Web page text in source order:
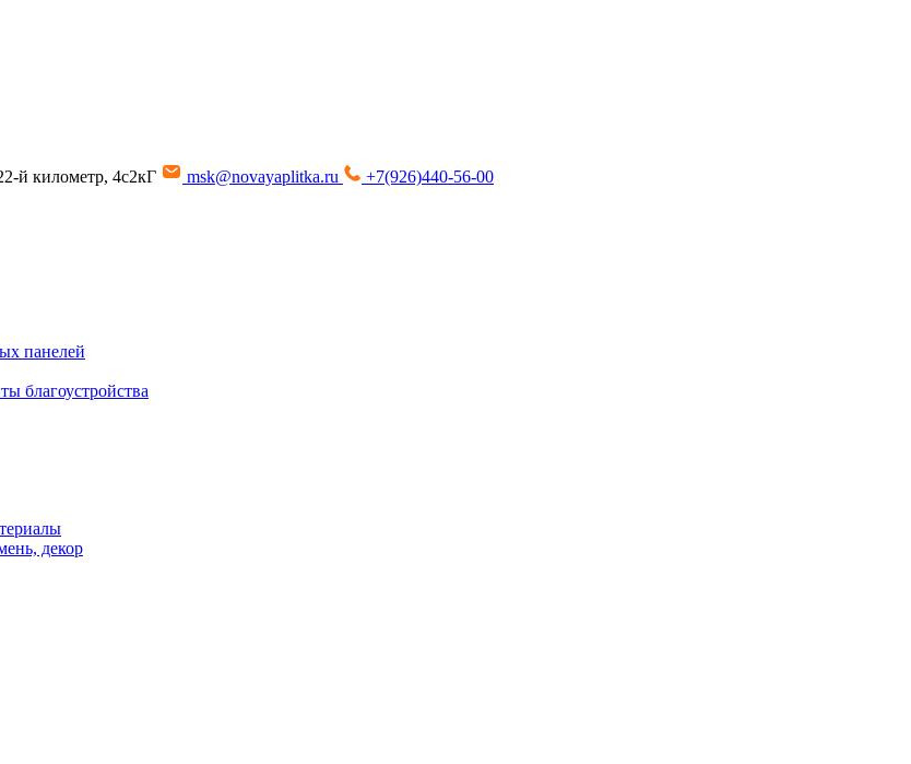
й километр, 4с2кГ msk@novayaplitka.ru
+7(926)440-56-00
панелей
благоустройства
декор